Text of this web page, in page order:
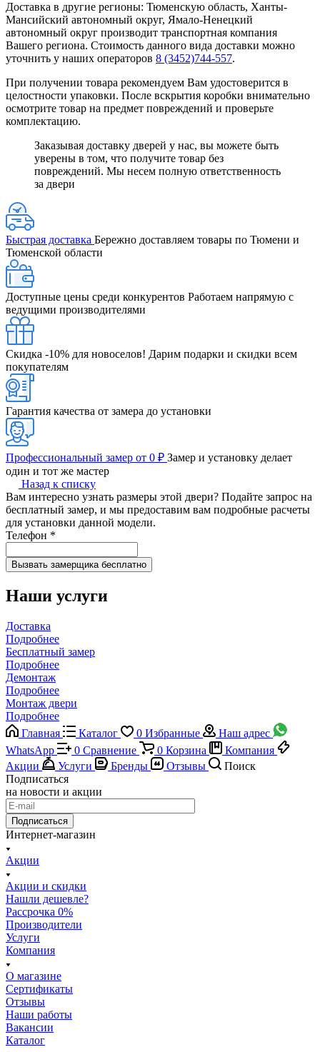
Доставка в другие регионы: Тюменскую область, Ханты-
Мансийский автономный округ, Ямало-Ненецкий
автономный округ производит транспортная компания
Вашего региона. Стоимость данного вида доставки можно
уточнить у наших операторов 8 (3452)744-557.
При получении товара рекомендуем Вам удостоверится в
целостности упаковки. После вскрытия коробки внимательно
осмотрите товар на предмет повреждений и проверьте
комплектацию.
Заказывая доставку дверей у нас, вы можете быть
уверены в том, что получите товар без
повреждений. Мы несем полную ответственность
за двери
Быстрая доставка Бережно доставляем товары по Тюмени и
Тюменской области
Доступные цены среди конкурентов Работаем напрямую с
ведущими производителями
Скидка -10% для новоселов! Дарим подарки и скидки всем
покупателям
Гарантия качества от замера до установки
Профессиональный замер от 0 ₽ Замер и установку делает
один и тот же мастер
Назад к списку
Вам интересно узнать размеры этой двери? Подайте запрос на
бесплатный замер, и мы предоставим вам подробные расчеты
для установки данной модели.
Телефон *
Наши услуги
Доставка
Подробнее
Бесплатный замер
Подробнее
Демонтаж
Подробнее
Монтаж двери
Подробнее
Главная
Каталог 0 Избранные
Наш адрес
WhatsApp
0 Сравнение 0 Корзина
Компания
Акции
Услуги Бренды Отзывы
Поиск
Подписаться
на новости и акции
Подписаться
Интернет-магазин
Акции
Акции и скидки
Нашли дешевле?
Рассрочка 0%
Производители
Услуги
Компания
О магазине
Сертификаты
Отзывы
Наши работы
Вакансии
Каталог